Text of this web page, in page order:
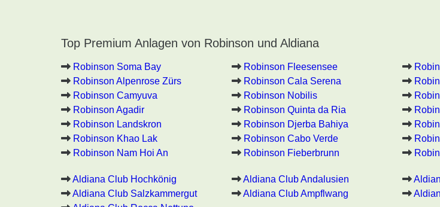
Top Premium Anlagen von Robinson und Aldiana
Robinson Soma Bay Robinson Fleesensee
Robinson Alpenrose Zürs
Robinson Cala Serena
Robinson Camyuva
Robinson Nobilis
Robinson Agadir
Robinson Quinta da Ria
Robinson Landskron
Robinson Djerba Bahiya
Robinson Khao Lak
Robinson Cabo Verde
Robinson Nam Hoi An
Robinson Fieberbrunn
Aldiana Club Hochkönig Aldiana Club Andalusien
Aldiana Club Salzkammergut
Aldiana Club Ampflwang